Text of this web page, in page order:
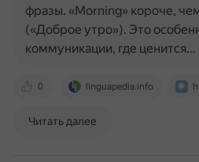
0 linguapedia.info
фразы. «Morning» короче,
(«Доброе утро»). Это
коммуникации, где ценится…
Читать далее